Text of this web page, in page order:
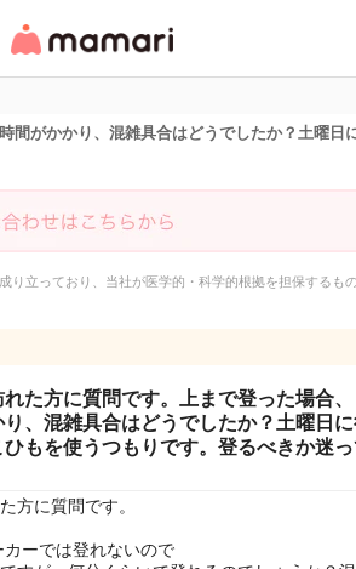
リ・情報サイト
がかかり、混雑具合はどうでしたか？土曜日
り立っており、当社が医学的・科学的根拠を担保するも
た方に質問です。上まで登った場合
り、混雑具合はどうでしたか？土曜日
もを使うつもりです。登るべきか迷
方に質問です。
ーでは登れないので